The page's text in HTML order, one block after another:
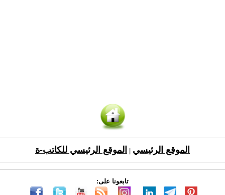
الموقع الرئيسي الموقع الرئيسي للكاتب-ة
تابعونا على: